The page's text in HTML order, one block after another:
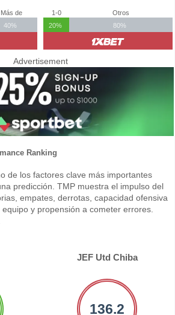
Más de
40%
1-0
20%
Otros
80%
Advertisement
Ranking
de los factores clave más importantes
predicción. TMP muestra el impulso del
empates, derrotas, capacidad ofensiva
y propensión a cometer errores.
JEF Utd Chiba
136.2